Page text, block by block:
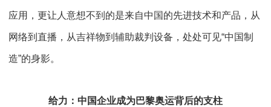
应用，更让人意想不到的是来自中国的先进技术和产品，从
网络到直播，从吉祥物到辅助裁判设备，处处可见“中国制
造”的身影。
给力：中国企业成为巴黎奥运背后的支柱